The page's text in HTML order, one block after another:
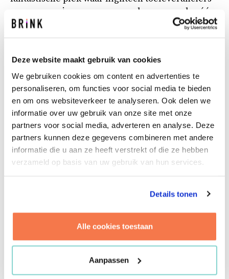
Deze website maakt gebruik van cookies
We gebruiken cookies om content en advertenties te
personaliseren, om functies voor social media te bieden
en om ons websiteverkeer te analyseren. Ook delen we
informatie over uw gebruik van onze site met onze
partners voor social media, adverteren en analyse. Deze
partners kunnen deze gegevens combineren met andere
informatie die u aan ze heeft verstrekt of die ze hebben
verzameld op basis van uw gebruik van hun services.
Details tonen
Alle cookies toestaan
Aanpassen
samen gaan innoveren en produceren onder één
dak. Nu al dé Fabriek van de Toekomst genoemd.
governance, het opstellen van een projectplan
voor het innovatieprogramma, het uitvoeren van
haalbaarheidstoetsen, het in kaart brengen van
behoeften aan shared services van de
toekomstige campusgebruikers en het
aanbesteden en contracteren van deze shared
services. Maakindustrie. In de Brainport regio.
We zagen de picture van BIC al stiekem voor ons.
gevraagd door ASML om inbouwpakketten te realiseren
voor een trainingscentrum en daarnaast voor haar TTL
Aanbesteden en Contracteren